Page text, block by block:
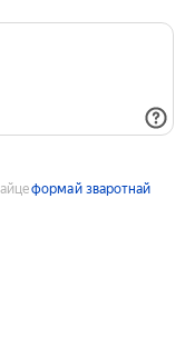
формай зваротнай